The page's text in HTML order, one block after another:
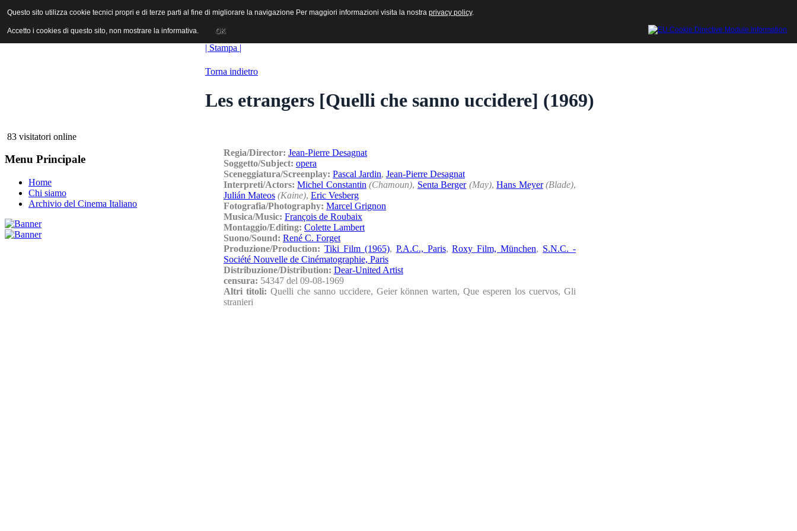
ANICA | Associazione Nazionale Industrie Cinematografiche Audiovisive e Multimediali
83 visitatori online
Menu Principale
Home
Chi siamo
Archivio del Cinema Italiano
| Stampa |
Torna indietro
Les etrangers [Quelli che sanno uccidere] (1969)
Regia/Director: Jean-Pierre Desagnat
Soggetto/Subject: opera
Sceneggiatura/Screenplay: Pascal Jardin, Jean-Pierre Desagnat
Interpreti/Actors:Michel Constantin (Chamoun), Senta Berger (May),Hans Meyer (Blade),
Julián Mateos (Kaine), Eric Vesberg
Fotografia/Photography: Marcel Grignon
Musica/Music: François de Roubaix
Montaggio/Editing: Colette Lambert
Suono/Sound: René C. Forget
Produzione/Production: Tiki Film (1965), P.A.C., Paris,Roxy Film, München, S.N.C. -
Société Nouvelle de Cinématographie, Paris
Distribuzione/Distribution: Dear-United Artist
censura: 54347 del 09-08-1969
Altri titoli: Quelli che sanno uccidere, Geier können warten, Que esperen los cuervos, Gli
stranieri
Questo sito utilizza cookie tecnici propri e di terze parti al fine di migliorare la navigazione Per maggiori informazioni visita la nostra privacy policy.
Accetto i cookies di questo sito, non mostrare la informativa. OK
Questo sito utilizza cookie tecnici propri e di terze parti al fine di migliorare la navigazione Per maggiori informazioni visita la nostra privacy policy.
Accetto i cookies di questo sito, non mostrare la informativa. OK